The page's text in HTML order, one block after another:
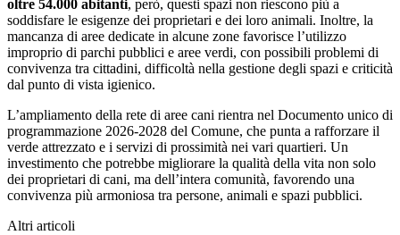
oltre 54.000 abitanti, però, questi spazi non riescono più a
soddisfare le esigenze dei proprietari e dei loro animali. Inoltre, la
mancanza di aree dedicate in alcune zone favorisce l’utilizzo
improprio di parchi pubblici e aree verdi, con possibili problemi di
convivenza tra cittadini, difficoltà nella gestione degli spazi e criticità
dal punto di vista igienico.
L’ampliamento della rete di aree cani rientra nel Documento unico di
programmazione 2026-2028 del Comune, che punta a rafforzare il
verde attrezzato e i servizi di prossimità nei vari quartieri. Un
investimento che potrebbe migliorare la qualità della vita non solo
dei proprietari di cani, ma dell’intera comunità, favorendo una
convivenza più armoniosa tra persone, animali e spazi pubblici.
Altri articoli